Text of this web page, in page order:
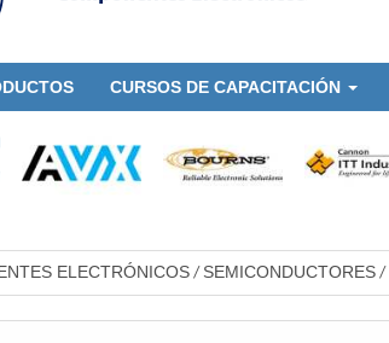
CURSOS DE CAPACITACIÓN
ELECTRÓNICOS / SEMICONDUCTORES /